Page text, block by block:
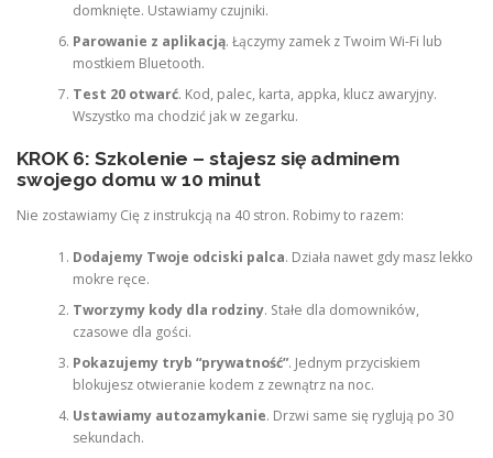
domknięte. Ustawiamy czujniki.
Parowanie z aplikacją. Łączymy zamek z Twoim Wi-Fi lub
mostkiem Bluetooth.
Test 20 otwarć. Kod, palec, karta, appka, klucz awaryjny.
Wszystko ma chodzić jak w zegarku.
KROK 6: Szkolenie – stajesz się adminem
swojego domu w 10 minut
Nie zostawiamy Cię z instrukcją na 40 stron. Robimy to razem:
Dodajemy Twoje odciski palca. Działa nawet gdy masz lekko
mokre ręce.
Tworzymy kody dla rodziny. Stałe dla domowników,
czasowe dla gości.
Pokazujemy tryb “prywatność”. Jednym przyciskiem
blokujesz otwieranie kodem z zewnątrz na noc.
Ustawiamy autozamykanie. Drzwi same się ryglują po 30
sekundach.